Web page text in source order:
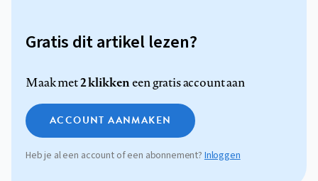
Gratis dit artikel lezen?
Maak met2 klikkeneen gratis account aan
ACCOUNT AANMAKEN
Heb je al een account of een abonnement? Inloggen